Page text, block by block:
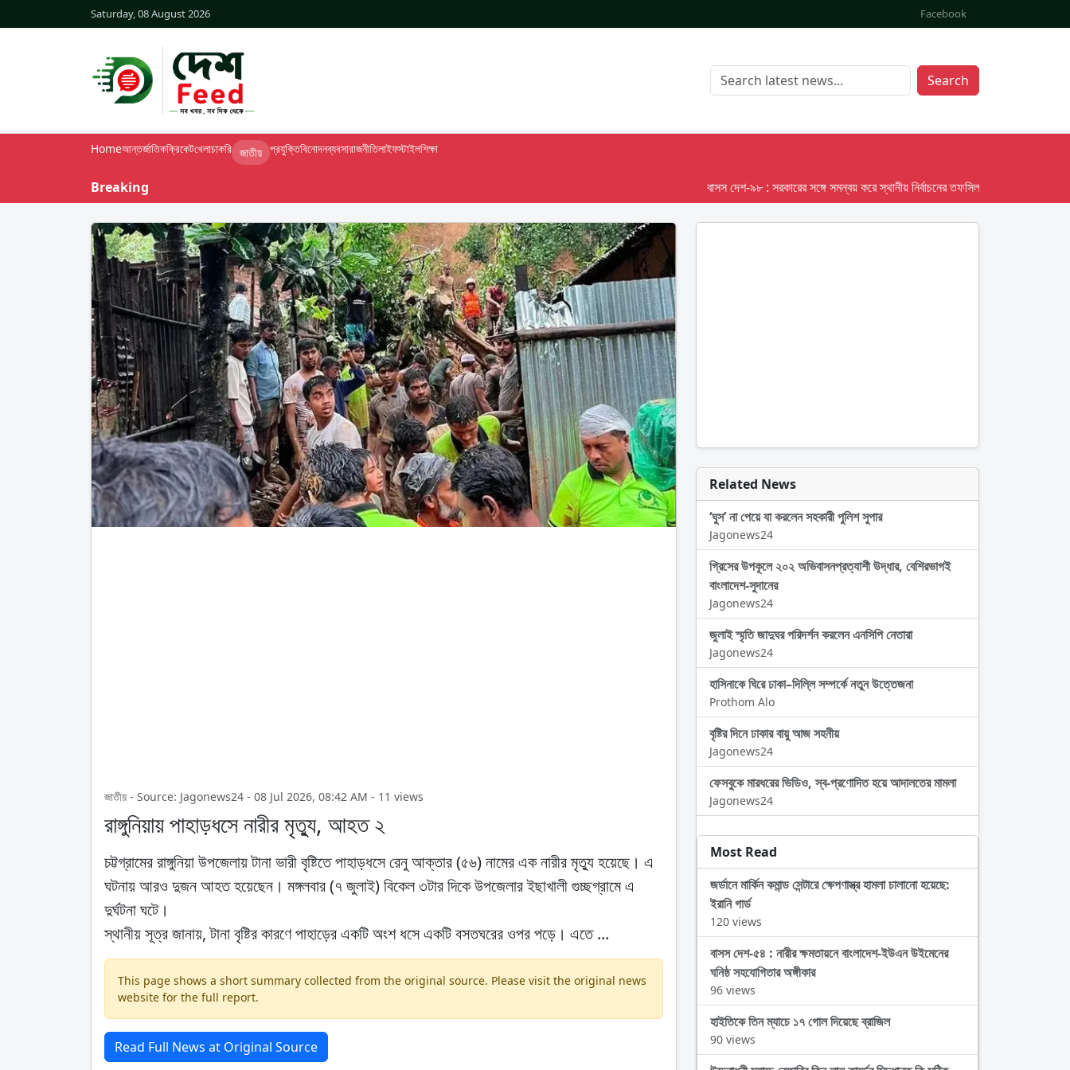
Saturday, 08 August 2026 Facebook
Search
Homeআন্তর্জাতিকক্রিকেটখেলাচাকরি জাতীয় প্রযুক্তিবিনোদনব্যবসারাজনীতিলাইফস্টাইলশিক্ষা
Breaking বাসস দেশ-৯৮ : সরকারের সঙ্গে সমন্বয় করে স্থানীয় নির্বাচনের তফসিল দেবে ইসি; অক্টোবর লক্ষ্য
জাতীয় - Source: Jagonews24 - 08 Jul 2026, 08:42 AM - 11 views
রাঙ্গুনিয়ায় পাহাড়ধসে নারীর মৃত্যু, আহত ২
চট্টগ্রামের রাঙ্গুনিয়া উপজেলায় টানা ভারী বৃষ্টিতে পাহাড়ধসে রেনু আক্তার (৫৬) নামের এক নারীর মৃত্যু হয়েছে। এ
ঘটনায় আরও দুজন আহত হয়েছেন। মঙ্গলবার (৭ জুলাই) বিকেল ৩টার দিকে উপজেলার ইছাখালী গুচ্ছগ্রামে এ
দুর্ঘটনা ঘটে।
স্থানীয় সূত্র জানায়, টানা বৃষ্টির কারণে পাহাড়ের একটি অংশ ধসে একটি বসতঘরের ওপর পড়ে। এতে ...
This page shows a short summary collected from the original source. Please visit the original news
website for the full report.
Read Full News at Original Source
Related News
‘ঘুস’ না পেয়ে যা করলেন সহকারী পুলিশ সুপার
Jagonews24
গ্রিসের উপকূলে ২০২ অভিবাসনপ্রত্যাশী উদ্ধার, বেশিরভাগই
বাংলাদেশ-সুদানের
Jagonews24
জুলাই স্মৃতি জাদুঘর পরিদর্শন করলেন এনসিপি নেতারা
Jagonews24
হাসিনাকে ঘিরে ঢাকা–দিল্লি সম্পর্কে নতুন উত্তেজনা
Prothom Alo
বৃষ্টির দিনে ঢাকার বায়ু আজ সহনীয়
Jagonews24
ফেসবুকে মারধরের ভিডিও, স্ব-প্রণোদিত হয়ে আদালতের মামলা
Jagonews24
Most Read
জর্ডানে মার্কিন কমান্ড সেন্টারে ক্ষেপণাস্ত্র হামলা চালানো হয়েছে:
ইরানি গার্ড
120 views
বাসস দেশ-৫৪ : নারীর ক্ষমতায়নে বাংলাদেশ-ইউএন উইমেনের
ঘনিষ্ঠ সহযোগিতার অঙ্গীকার
96 views
হাইতিকে তিন ম্যাচে ১৭ গোল দিয়েছে ব্রাজিল
90 views